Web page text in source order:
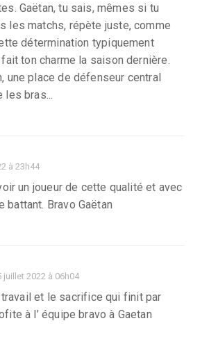
Gaëtan, tu sais, mêmes si tu
les matchs, répète juste, comme
détermination typiquement
ton charme la saison dernière.
une place de défenseur central
bras...
à 23h44
un joueur de cette qualité et avec
battant. Bravo Gaëtan
juillet 2022 à 06h04
et le sacrifice qui finit par
à l’ équipe bravo à Gaetan